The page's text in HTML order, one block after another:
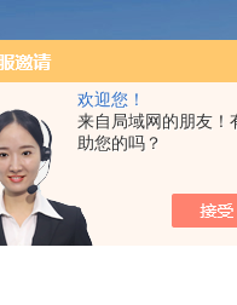
欢迎您！
来自局域网的朋友！
助您的吗？
OT2 Core激光跟踪仪 美国API